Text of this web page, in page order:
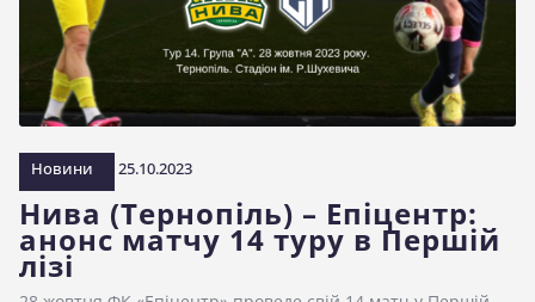
Новини 25.10.2023
Нива (Тернопіль) – Епіцентр:
анонс матчу 14 туру в Першій
лізі